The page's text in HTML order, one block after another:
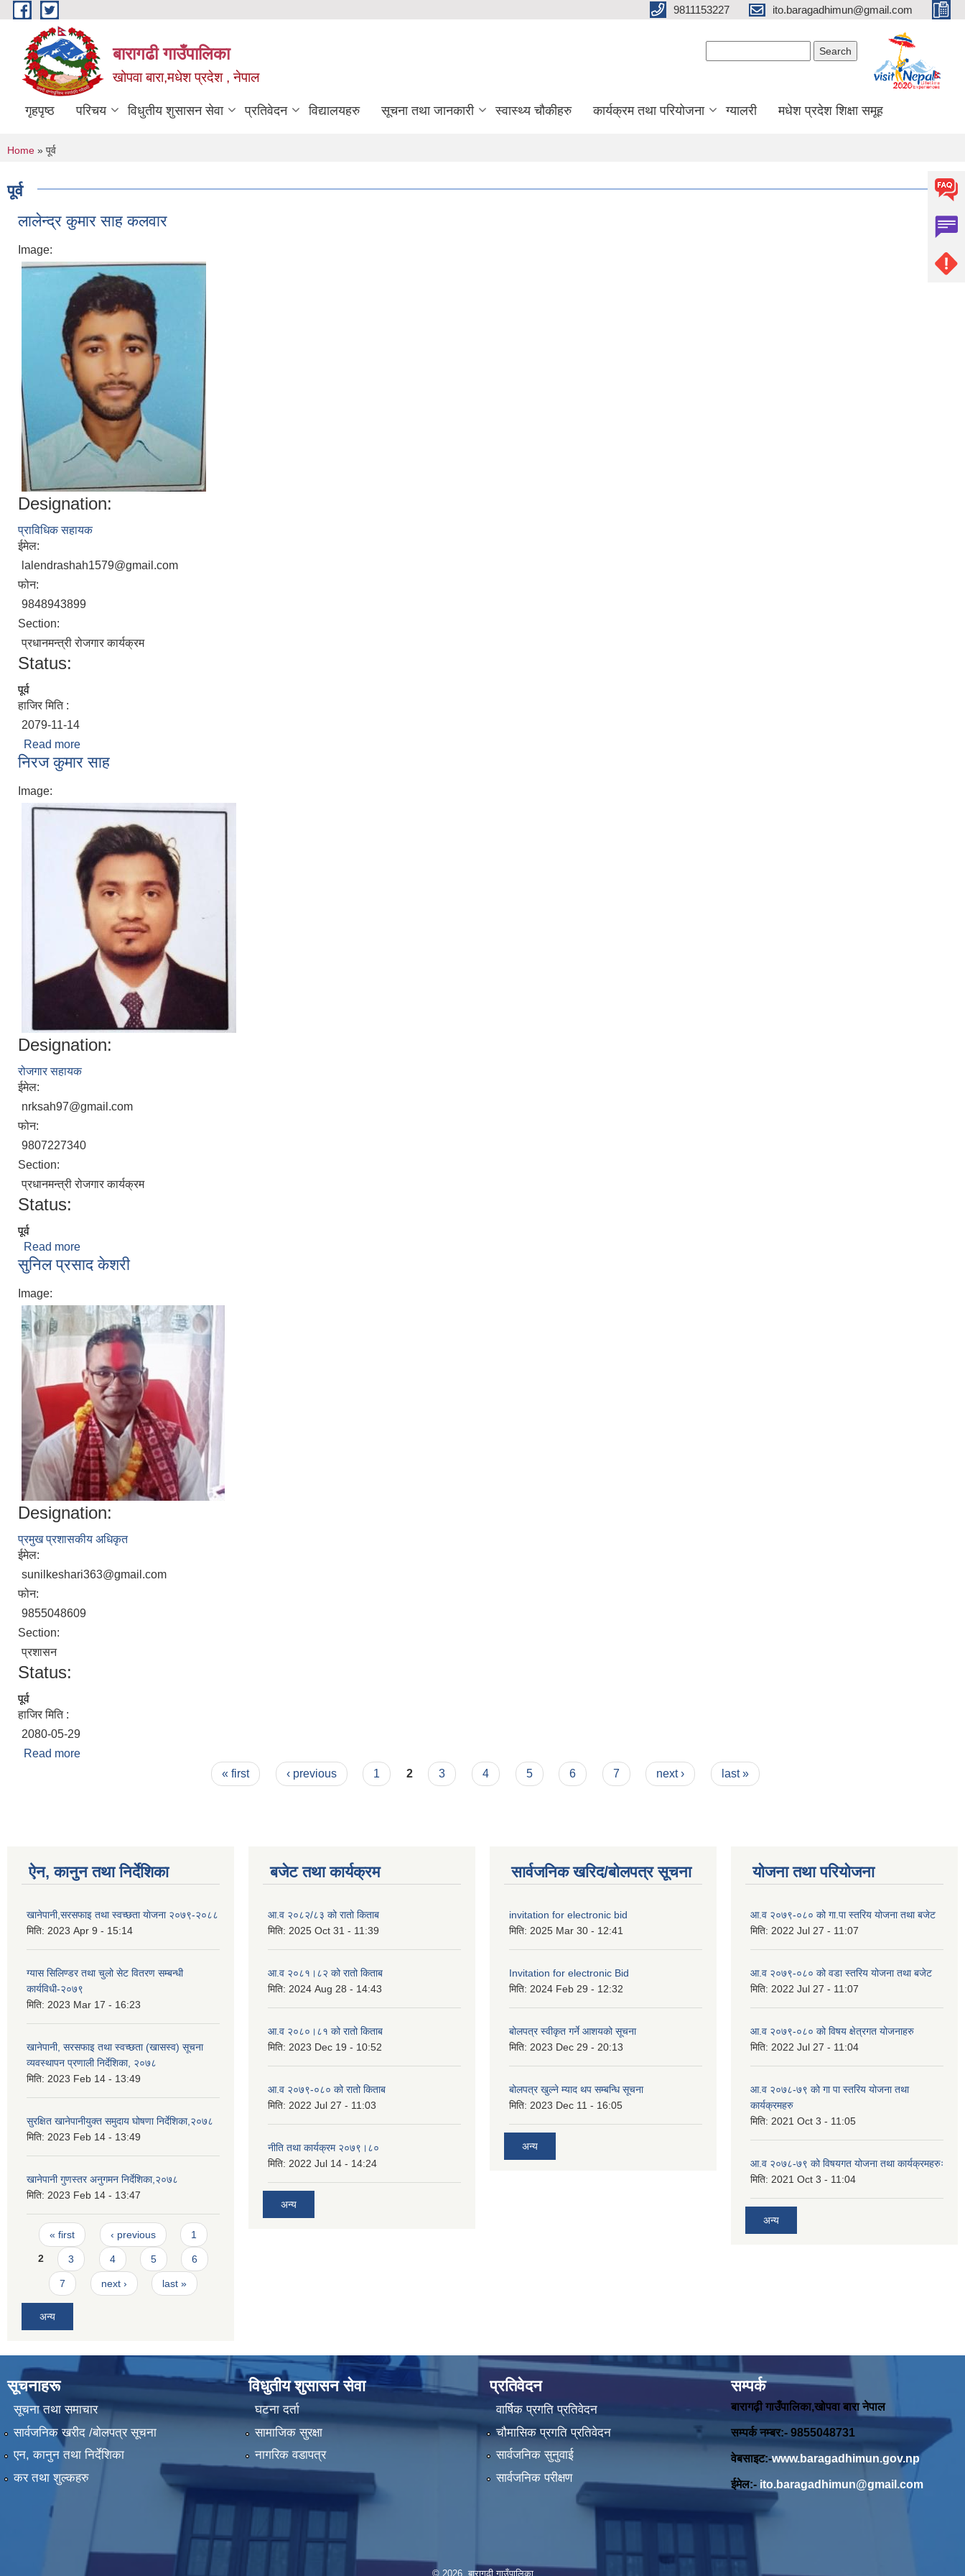
Skip to main content 9811153227 ito.baragadhimun@gmail.com
बारागढी गाउँपालिका
खोपवा बारा,मधेश प्रदेश , नेपाल
गृहपृष्ठ परिचय विधुतीय शुसासन सेवा प्रतिवेदन विद्यालयहरु सूचना तथा जानकारी स्वास्थ्य चौकीहरु कार्यक्रम तथा परियोजना ग्यालरी मधेश प्रदेश शिक्षा समूह
You are here
Home » पूर्व
पूर्व
लालेन्द्र कुमार साह कलवार
Image:
Designation:
प्राविधिक सहायक
ईमेल:
lalendrashah1579@gmail.com
फोन:
9848943899
Section:
प्रधानमन्त्री रोजगार कार्यक्रम
Status:
पूर्व
हाजिर मिति :
2079-11-14
Read more
निरज कुमार साह
Image:
Designation:
रोजगार सहायक
ईमेल:
nrksah97@gmail.com
फोन:
9807227340
Section:
प्रधानमन्त्री रोजगार कार्यक्रम
Status:
पूर्व
Read more
सुनिल प्रसाद केशरी
Image:
Designation:
प्रमुख प्रशासकीय अधिकृत
ईमेल:
sunilkeshari363@gmail.com
फोन:
9855048609
Section:
प्रशासन
Status:
पूर्व
हाजिर मिति :
2080-05-29
Read more
« first ‹ previous 1 2 3 4 5 6 7 next › last »
ऐन, कानुन तथा निर्देशिका
खानेपानी,सरसफाइ तथा स्वच्छता याेजना २०७९-२०८८
मिति: 2023 Apr 9 - 15:14
ग्यास सिलिण्डर तथा चुलो सेट वितरण सम्बन्धी
कार्यविधी-२०७९
मिति: 2023 Mar 17 - 16:23
खानेपानी, सरसफाइ तथा स्वच्छता (खासस्व) सूचना
व्यवस्थापन प्रणाली निर्देशिका, २०७८
मिति: 2023 Feb 14 - 13:49
सुरक्षित खानेपानीयुक्त समुदाय घोषणा निर्देशिका,२०७८
मिति: 2023 Feb 14 - 13:49
खानेपानी गुणस्तर अनुगमन निर्देशिका,२०७८
मिति: 2023 Feb 14 - 13:47
Pages
« first ‹ previous 1
2 3 4 5 6
7 next › last »
अन्य
बजेट तथा कार्यक्रम
आ.व २०८२/८३ को रातो किताब
मिति: 2025 Oct 31 - 11:39
आ.व २०८१।८२ को रातो किताब
मिति: 2024 Aug 28 - 14:43
आ.व २०८०।८१ को रातो किताब
मिति: 2023 Dec 19 - 10:52
आ.व २०७९-०८० को रातो किताब
मिति: 2022 Jul 27 - 11:03
नीति तथा कार्यक्रम २०७९।८०
मिति: 2022 Jul 14 - 14:24
अन्य
सार्वजनिक खरिद/बोलपत्र सूचना
invitation for electronic bid
मिति: 2025 Mar 30 - 12:41
Invitation for electronic Bid
मिति: 2024 Feb 29 - 12:32
बोलपत्र स्वीकृत गर्ने आशयको सूचना
मिति: 2023 Dec 29 - 20:13
बोलपत्र खुल्ने म्याद थप सम्बन्धि सूचना
मिति: 2023 Dec 11 - 16:05
अन्य
योजना तथा परियोजना
आ.व २०७९-०८० को गा.पा स्तरिय योजना तथा बजेट
मिति: 2022 Jul 27 - 11:07
आ.व २०७९-०८० को वडा स्तरिय योजना तथा बजेट
मिति: 2022 Jul 27 - 11:07
आ.व २०७९-०८० को विषय क्षेत्रगत योजनाहरु
मिति: 2022 Jul 27 - 11:04
आ.व २०७८-७९ को गा पा स्तरिय योजना तथा
कार्यक्रमहरु
मिति: 2021 Oct 3 - 11:05
आ.व २०७८-७९ को विषयगत योजना तथा कार्यक्रमहरुः
मिति: 2021 Oct 3 - 11:04
अन्य
सूचनाहरू
सूचना तथा समाचार
सार्वजनिक खरीद /बोलपत्र सूचना
एन, कानुन तथा निर्देशिका
कर तथा शुल्कहरु
विधुतीय शुसासन सेवा
घटना दर्ता
सामाजिक सुरक्षा
नागरिक वडापत्र
प्रतिवेदन
वार्षिक प्रगति प्रतिवेदन
चौमासिक प्रगति प्रतिवेदन
सार्वजनिक सुनुवाई
सार्वजनिक परीक्षण
सम्पर्क
बारागढ़ी गाउँपालिका,खोपवा बारा नेपाल
सम्पर्क नम्बर:- 9855048731
वेबसाइट:-www.baragadhimun.gov.np
ईमेल:- ito.baragadhimun@gmail.com
© 2026 बारागढी गाउँपालिका